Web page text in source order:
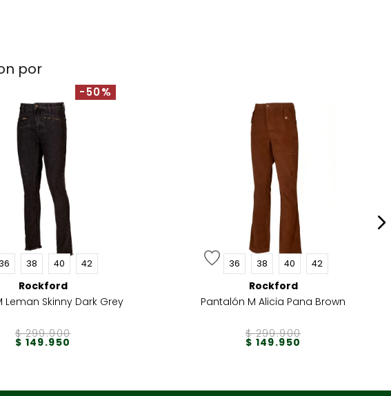
por
-50%
36 38 40 42
Rockford
Leman Skinny Dark Grey
$ 299.900
$ 149.950
36 38 40 42
Rockford
Pantalón M Alicia Pana Brown
$ 299.900
$ 149.950